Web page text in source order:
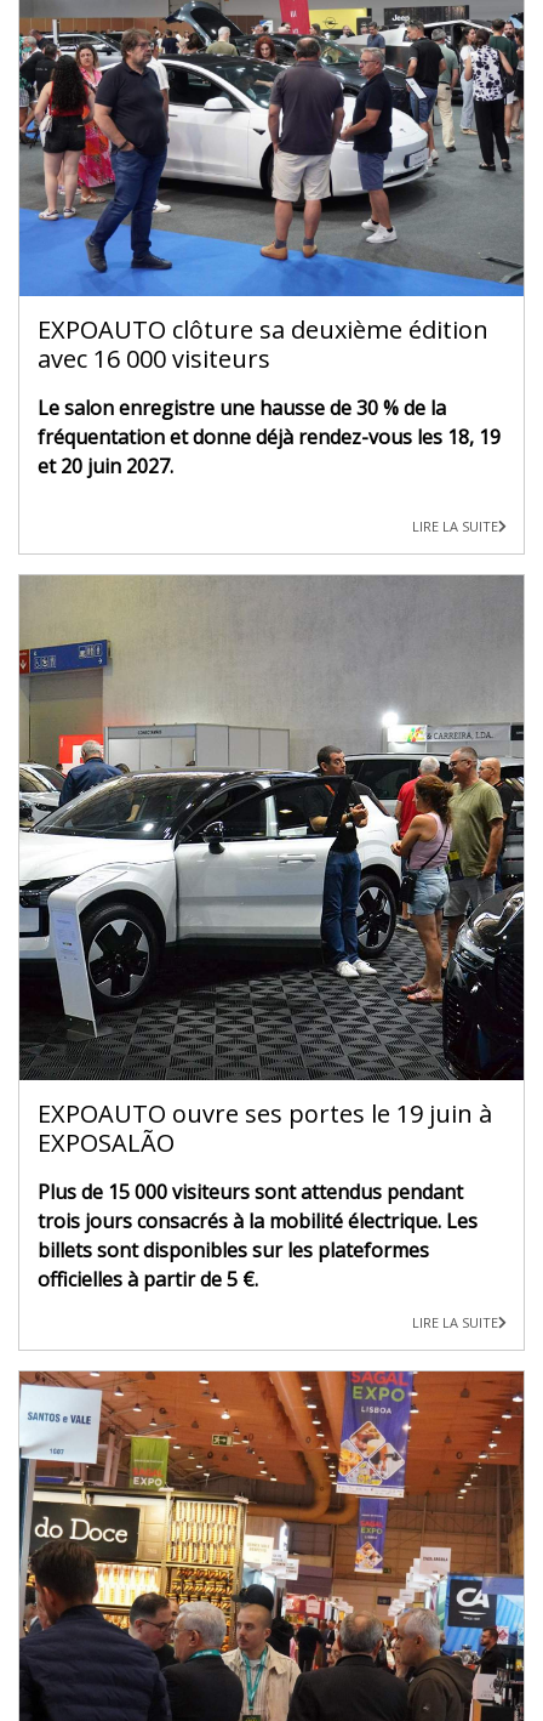
EXPOAUTO clôture sa deuxième édition
avec 16 000 visiteurs
Le salon enregistre une hausse de 30 % de la
fréquentation et donne déjà rendez-vous les 18, 19
et 20 juin 2027.
LIRE LA SUITE
EXPOAUTO ouvre ses portes le 19 juin à
EXPOSALÃO
Plus de 15 000 visiteurs sont attendus pendant
trois jours consacrés à la mobilité électrique. Les
billets sont disponibles sur les plateformes
officielles à partir de 5 €.
LIRE LA SUITE